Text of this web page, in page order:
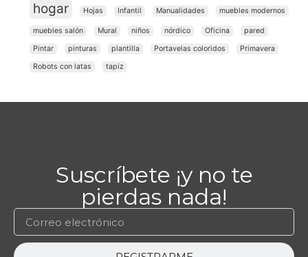
hogar
Hojas Infantil Manualidades muebles modernos
muebles salón Mural niños nórdico Oficina
pared
Pintar
pinturas plantilla Portavelas coloridos
Primavera
Robots con latas
tapiz
Suscríbete ¡y no te
pierdas nada!